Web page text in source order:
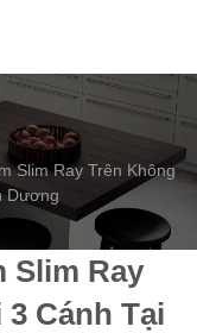
Slim Ray Trên Không
Dương
Slim Ray
Cánh Tại